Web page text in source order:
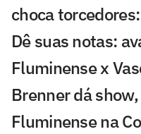
choca
Dê suas notas:
Fluminense x
Brenner dá
Fluminense na